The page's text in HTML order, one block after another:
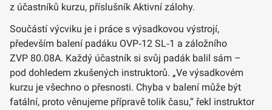
z účastníků kurzu, příslušník Aktivní zálohy.
Součástí výcviku je i práce s výsadkovou výstrojí,
především balení padáku OVP‑12 SL‑1 a záložního
ZVP 80.08A. Každý účastník si svůj padák balil sám –
pod dohledem zkušených instruktorů. „Ve výsadkovém
kurzu je všechno o přesnosti. Chyba v balení může být
fatální, proto věnujeme přípravě tolik času,“ řekl instruktor